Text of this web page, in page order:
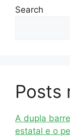
Search
Posts
A dupla
estatal e o